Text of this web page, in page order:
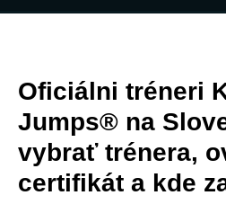
Oficiálni tréneri
Jumps® na
vybrať trénera,
certifikát a kde